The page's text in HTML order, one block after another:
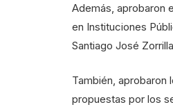
Además, aprobaron
en Instituciones
Santiago José
También,
propuestas por los